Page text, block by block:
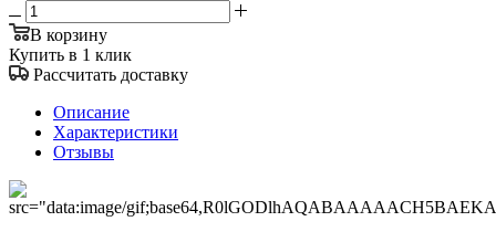
В корзину
Купить в 1 клик
Рассчитать доставку
Описание
Характеристики
Отзывы